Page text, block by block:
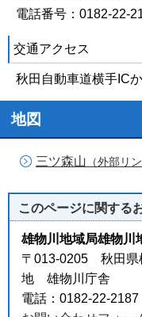
電話番号：0182-22-
交通アクセス
秋田自動車道横手IC
地図
三ツ森山 （外部リン
このページに関する
雄物川地域局雄物川
〒013-0205 秋田県
地 雄物川庁舎
電話：0182-22-